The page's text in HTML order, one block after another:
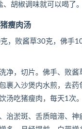
胡椒调味就可以喝了。
瘦肉汤
，败酱草30克，佛手
净，切片。佛手、败酱
裹入沙煲内水煎，去药
汤吃猪瘦肉，每天1次。
治淤斑、舌质暗滞、神